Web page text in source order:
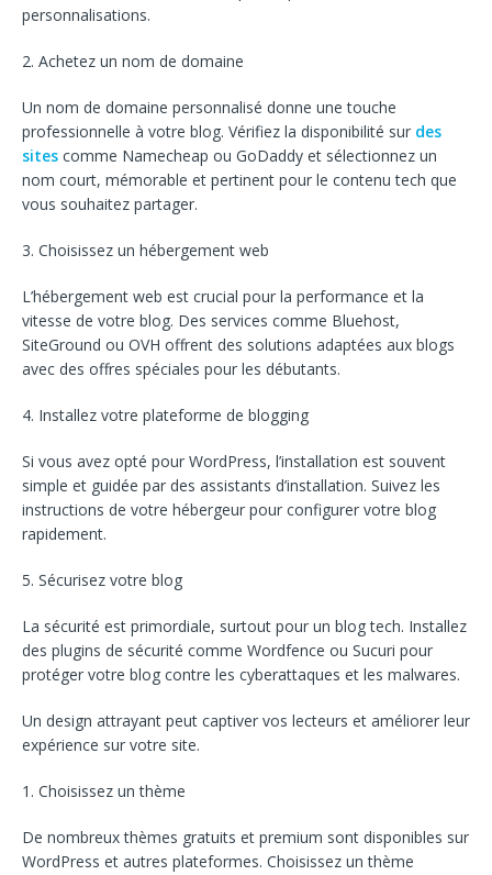
personnalisations.
2. Achetez un nom de domaine
Un nom de domaine personnalisé donne une touche
professionnelle à votre blog. Vérifiez la disponibilité sur des
sites comme Namecheap ou GoDaddy et sélectionnez un
nom court, mémorable et pertinent pour le contenu tech que
vous souhaitez partager.
3. Choisissez un hébergement web
L’hébergement web est crucial pour la performance et la
vitesse de votre blog. Des services comme Bluehost,
SiteGround ou OVH offrent des solutions adaptées aux blogs
avec des offres spéciales pour les débutants.
4. Installez votre plateforme de blogging
Si vous avez opté pour WordPress, l’installation est souvent
simple et guidée par des assistants d’installation. Suivez les
instructions de votre hébergeur pour configurer votre blog
rapidement.
5. Sécurisez votre blog
La sécurité est primordiale, surtout pour un blog tech. Installez
des plugins de sécurité comme Wordfence ou Sucuri pour
protéger votre blog contre les cyberattaques et les malwares.
Un design attrayant peut captiver vos lecteurs et améliorer leur
expérience sur votre site.
1. Choisissez un thème
De nombreux thèmes gratuits et premium sont disponibles sur
WordPress et autres plateformes. Choisissez un thème